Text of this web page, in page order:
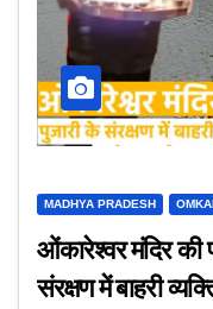
MADHYA PRADESH
ओंकारेश्वर मंदिर की
संरक्षण में बाहरी